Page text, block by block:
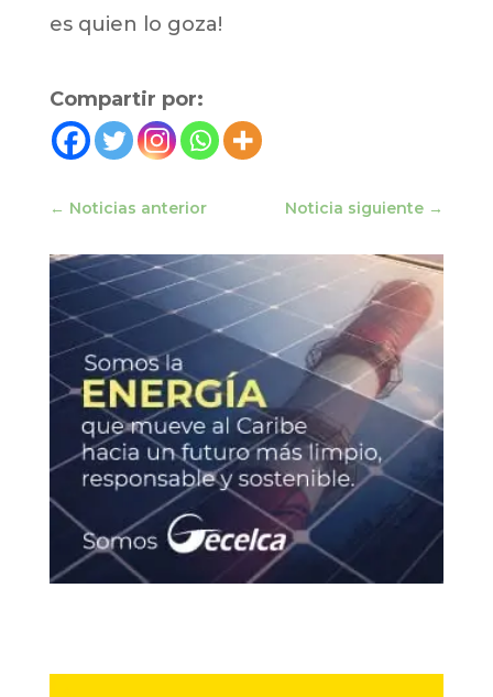
es quien lo goza!
Compartir por:
← Noticias anterior Noticia siguiente →